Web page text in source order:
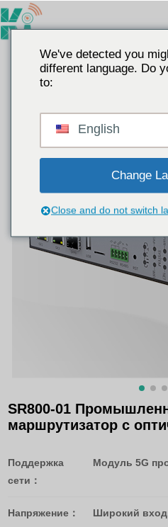
SR800-01
маршрутизатор с
Поддержка
сети：
Модуль 5G
Напряжение： Широкий
We've detected you
different language. Do
to:
English
Change
Close and do not switch